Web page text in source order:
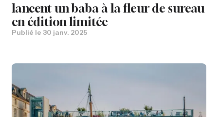
lancent un baba à la fleur de sureau
en édition limitée
Publié le 30 janv. 2025